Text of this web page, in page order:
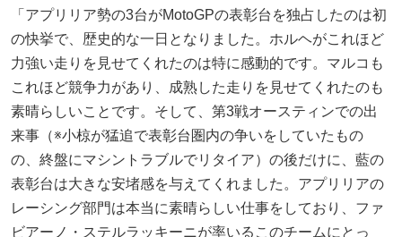
「アプリリア勢の3台がMotoGPの表彰台を独占したのは初
の快挙で、歴史的な一日となりました。ホルヘがこれほど
力強い走りを見せてくれたのは特に感動的です。マルコも
これほど競争力があり、成熟した走りを見せてくれたのも
素晴らしいことです。そして、第3戦オースティンでの出
来事（※小椋が猛追で表彰台圏内の争いをしていたもの
の、終盤にマシントラブルでリタイア）の後だけに、藍の
表彰台は大きな安堵感を与えてくれました。アプリリアの
レーシング部門は本当に素晴らしい仕事をしており、ファ
ビアーノ・ステルラッキーニが率いるこのチームにとっ